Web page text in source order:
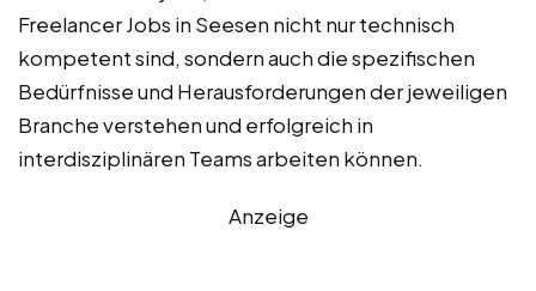
Freelancer Jobs in Seesen nicht nur technisch
kompetent sind, sondern auch die spezifischen
Bedürfnisse und Herausforderungen der jeweiligen
Branche verstehen und erfolgreich in
interdisziplinären Teams arbeiten können.
Anzeige